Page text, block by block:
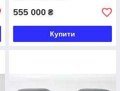
555 000 ₴
Купити